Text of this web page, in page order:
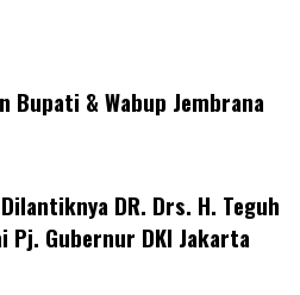
Bupati & Wabup Jembrana
DR. Drs. H. Teguh
Pj. Gubernur DKI Jakarta